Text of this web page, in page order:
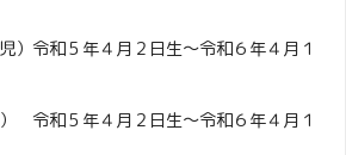
）令和５年４月２日生～令和６年４月１
和５年４月２日生～令和６年４月１